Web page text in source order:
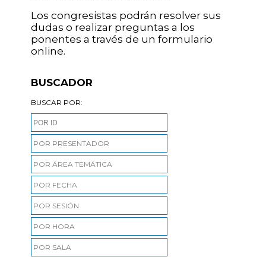
Los congresistas podrán resolver sus
dudas o realizar preguntas a los
ponentes a través de un formulario
online.
BUSCADOR
BUSCAR POR:
POR PRESENTADOR
POR ÁREA TEMÁTICA
POR FECHA
POR SESIÓN
POR HORA
POR SALA